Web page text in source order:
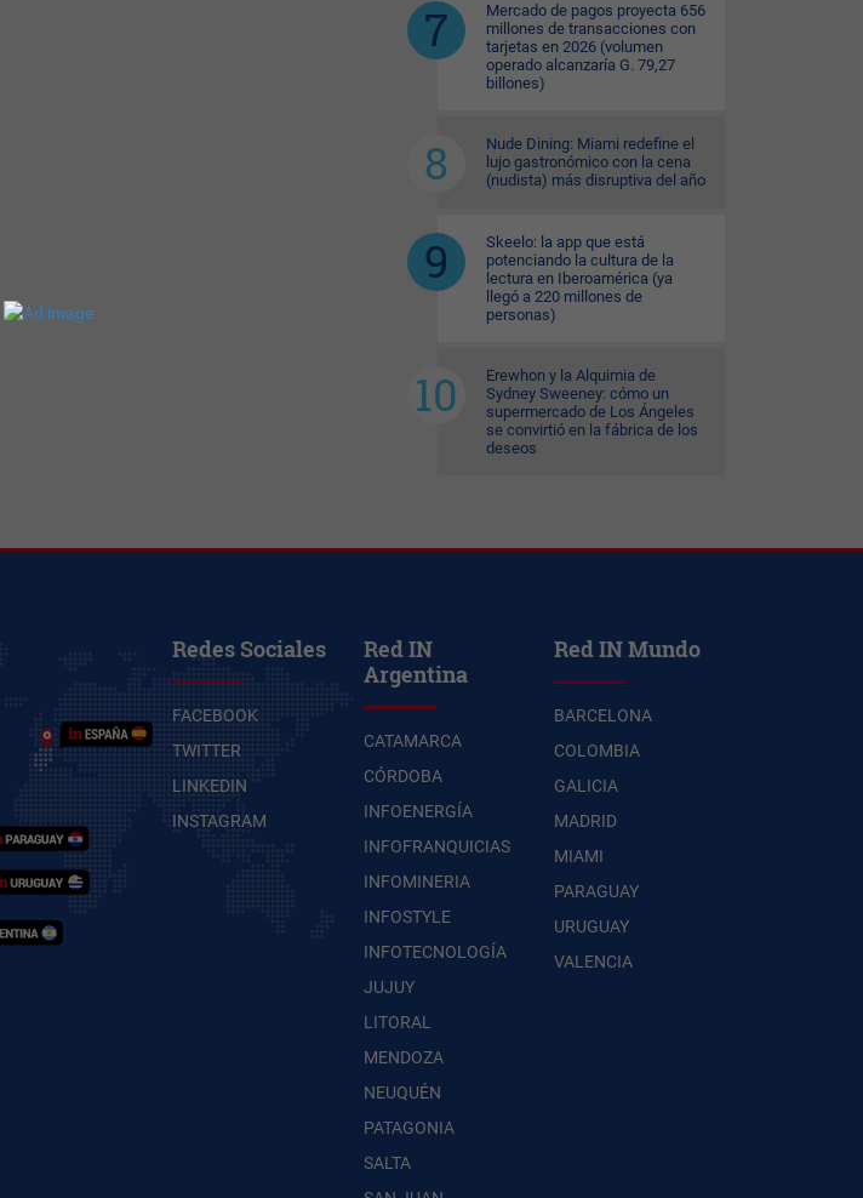
Mercado de pagos proyecta 656
millones de transacciones con
tarjetas en 2026 (volumen
operado alcanzaría G. 79,27
billones)
Nude Dining: Miami redefine el
lujo gastronómico con la cena
(nudista) más disruptiva del año
Skeelo: la app que está
potenciando la cultura de la
lectura en Iberoamérica (ya
llegó a 220 millones de
personas)
Erewhon y la Alquimia de
Sydney Sweeney: cómo un
supermercado de Los Ángeles
se convirtió en la fábrica de los
deseos
Redes Sociales
FACEBOOK
TWITTER
LINKEDIN
INSTAGRAM
Red IN
Argentina
CATAMARCA
CÓRDOBA
INFOENERGÍA
INFOFRANQUICIAS
INFOMINERIA
INFOSTYLE
INFOTECNOLOGÍA
JUJUY
LITORAL
MENDOZA
NEUQUÉN
PATAGONIA
SALTA
Red IN Mundo
BARCELONA
COLOMBIA
GALICIA
MADRID
MIAMI
PARAGUAY
URUGUAY
VALENCIA